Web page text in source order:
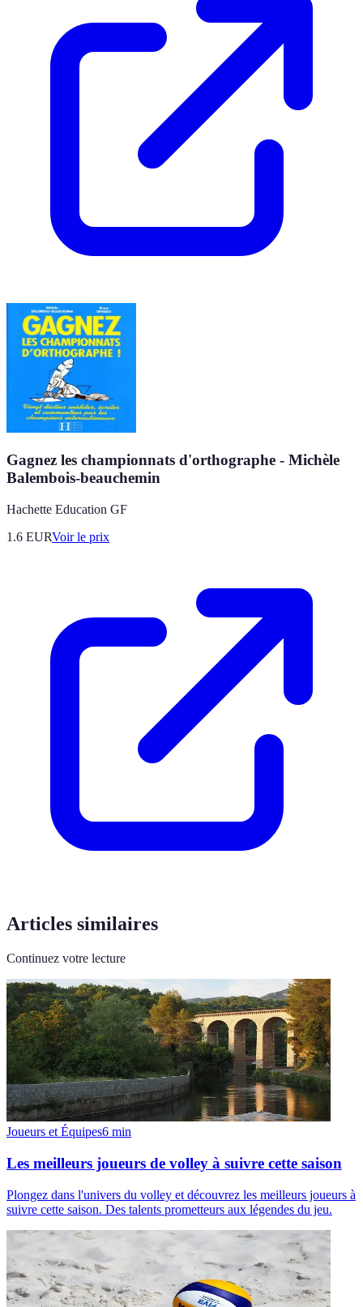
Gagnez les championnats d'orthographe - Michèle
Balembois-beauchemin
Hachette Education GF
1.6 EURVoir le prix
Articles similaires
Continuez votre lecture
Joueurs et Équipes6 min
Les meilleurs joueurs de volley à suivre cette saison
Plongez dans l'univers du volley et découvrez les meilleurs joueurs à
suivre cette saison. Des talents prometteurs aux légendes du jeu.